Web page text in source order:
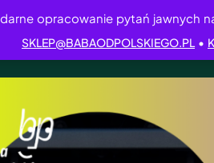
opracowanie pytań jawnych
SKLEP@BABAODPOLSKIEGO.PL •